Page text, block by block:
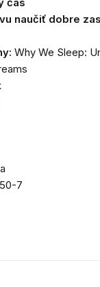
naučiť dobre
Why We Sleep:
7